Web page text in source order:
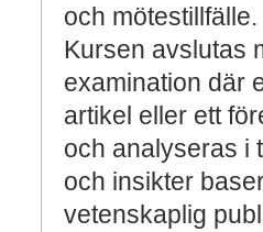
och mötestillfälle.
Kursen avslutas
examination där
artikel eller ett
och analyseras i
och insikter
vetenskaplig